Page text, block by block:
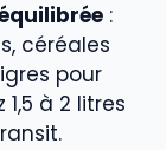
:
céréales
pour
à 2 litres